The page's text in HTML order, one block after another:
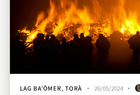
LAG BA’ÒMER,TORÀ 26/05/2024